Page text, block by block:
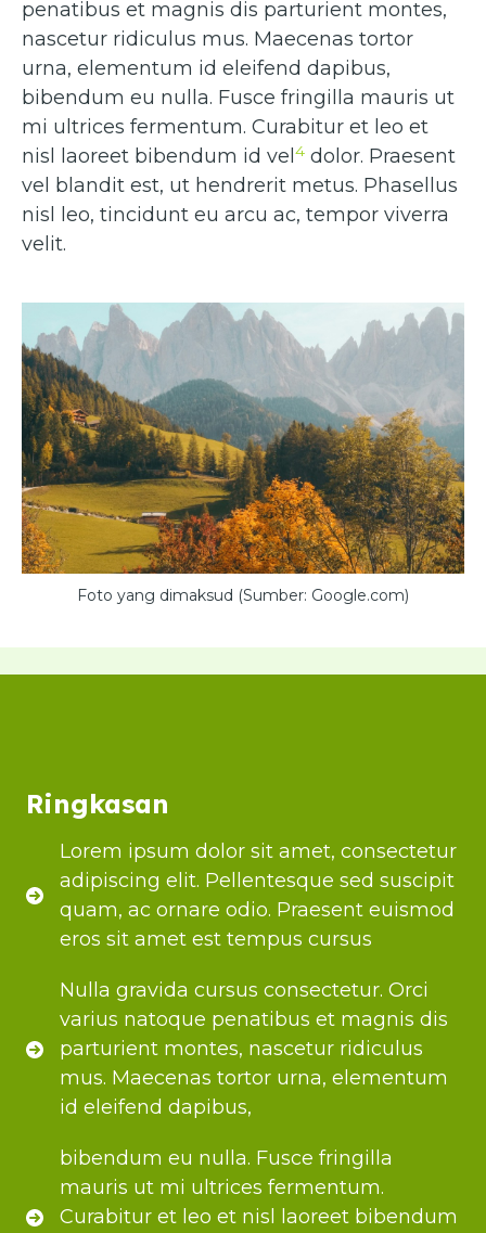
penatibus et magnis dis parturient montes,
nascetur ridiculus mus. Maecenas tortor
urna, elementum id eleifend dapibus,
bibendum eu nulla. Fusce fringilla mauris ut
mi ultrices fermentum. Curabitur et leo et
nisl laoreet bibendum id vel4 dolor. Praesent
vel blandit est, ut hendrerit metus. Phasellus
nisl leo, tincidunt eu arcu ac, tempor viverra
velit.
Foto yang dimaksud (Sumber: Google.com)
Ringkasan
Lorem ipsum dolor sit amet, consectetur
adipiscing elit. Pellentesque sed suscipit
quam, ac ornare odio. Praesent euismod
eros sit amet est tempus cursus
Nulla gravida cursus consectetur. Orci
varius natoque penatibus et magnis dis
parturient montes, nascetur ridiculus
mus. Maecenas tortor urna, elementum
id eleifend dapibus,
bibendum eu nulla. Fusce fringilla
mauris ut mi ultrices fermentum.
Curabitur et leo et nisl laoreet bibendum